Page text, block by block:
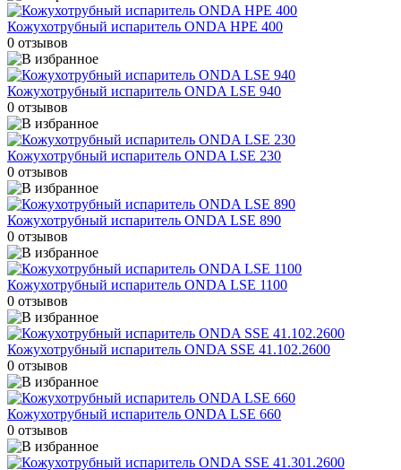
Кожухотрубный испаритель ONDA HPE 400
0 отзывов
Кожухотрубный испаритель ONDA LSE 940
0 отзывов
Кожухотрубный испаритель ONDA LSE 230
0 отзывов
Кожухотрубный испаритель ONDA LSE 890
0 отзывов
Кожухотрубный испаритель ONDA LSE 1100
0 отзывов
Кожухотрубный испаритель ONDA SSE 41.102.2600
0 отзывов
Кожухотрубный испаритель ONDA LSE 660
0 отзывов